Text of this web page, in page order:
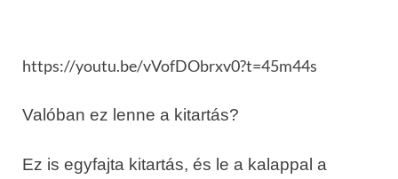
https://youtu.be/vVofDObrxv0?t=45m44s
Valóban ez lenne a kitartás?
Ez is egyfajta kitartás, és le a kalappal a